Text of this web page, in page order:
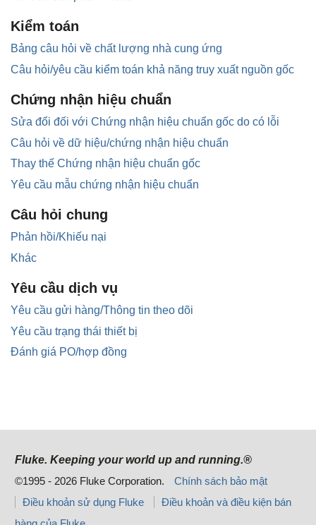
Kiểm toán
Bảng câu hỏi về chất lượng nhà cung ứng
Câu hỏi/yêu cầu kiểm toán khả năng truy xuất nguồn gốc
Chứng nhận hiệu chuẩn
Sửa đổi đối với Chứng nhận hiệu chuẩn gốc do có lỗi
Câu hỏi về dữ hiệu/chứng nhận hiệu chuẩn
Thay thế Chứng nhận hiệu chuẩn gốc
Yêu cầu mẫu chứng nhận hiệu chuẩn
Câu hỏi chung
Phản hồi/Khiếu nại
Khác
Yêu cầu dịch vụ
Yêu cầu gửi hàng/Thông tin theo dõi
Yêu cầu trạng thái thiết bị
Đánh giá PO/hợp đồng
Fluke. Keeping your world up and running.®
©1995 - 2026 Fluke Corporation.
Chính sách bảo mật
Điều khoản sử dụng Fluke
Điều khoản và điều kiện bán